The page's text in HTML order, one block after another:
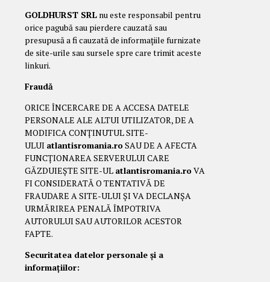
GOLDHURST SRL nu este responsabil pentru
orice pagubă sau pierdere cauzată sau
presupusă a fi cauzată de informațiile furnizate
de site-urile sau sursele spre care trimit aceste
linkuri.
Fraudă
ORICE ÎNCERCARE DE A ACCESA DATELE
PERSONALE ALE ALTUI UTILIZATOR, DE A
MODIFICA CONȚINUTUL SITE-
ULUI atlantisromania.roSAU DE A AFECTA
FUNCȚIONAREA SERVERULUI CARE
GĂZDUIEȘTE SITE-UL atlantisromania.roVA
FI CONSIDERATĂ O TENTATIVĂ DE
FRAUDARE A SITE-ULUI ȘI VA DECLANȘA
URMĂRIREA PENALĂ ÎMPOTRIVA
AUTORULUI SAU AUTORILOR ACESTOR
FAPTE.
Securitatea datelor personale și a
informațiilor: